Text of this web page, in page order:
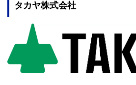
タカヤ株式会社